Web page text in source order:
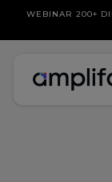
WEBINAR 200+